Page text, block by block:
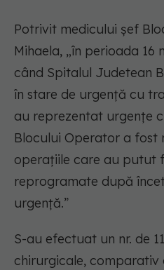
Potrivit medicului șef
Mihaela, „în perioada 16
când Spitalul Judetean
în stare de urgență cu
au reprezentat urgențe
Blocului Operator a fost
operațiile care au putut
reprogramate după
urgență.”
S-au efectuat un nr. de
chirurgicale, comparativ